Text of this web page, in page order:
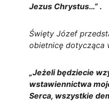
Jezus Chrystus…” .
Święty Józef
obietnicę dotycząca
„Jeżeli będziecie
wstawiennictwa
Serca, wszystkie